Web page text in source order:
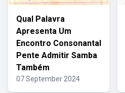
Qual Palavra
Apresenta Um
Encontro Consonantal
Pente Admitir Samba
Também
07 September 2024